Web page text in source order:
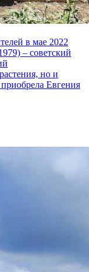
в мае 2022
– советский
но и
Евгения